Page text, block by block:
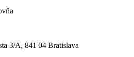
3/A, 841 04 Bratislava